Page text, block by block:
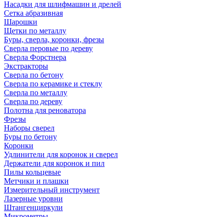
Насадки для шлифмашин и дрелей
Сетка абразивная
Шарошки
Щетки по металлу
Буры, сверла, коронки, фрезы
Сверла перовые по дереву
Сверла Форстнера
Экстракторы
Сверла по бетону
Сверла по керамике и стеклу
Сверла по металлу
Сверла по дереву
Полотна для реноватора
Фрезы
Наборы сверел
Буры по бетону
Коронки
Удлинители для коронок и сверел
Держатели для коронок и пил
Пилы кольцевые
Метчики и плашки
Измерительный инструмент
Лазерные уровни
Штангенциркули